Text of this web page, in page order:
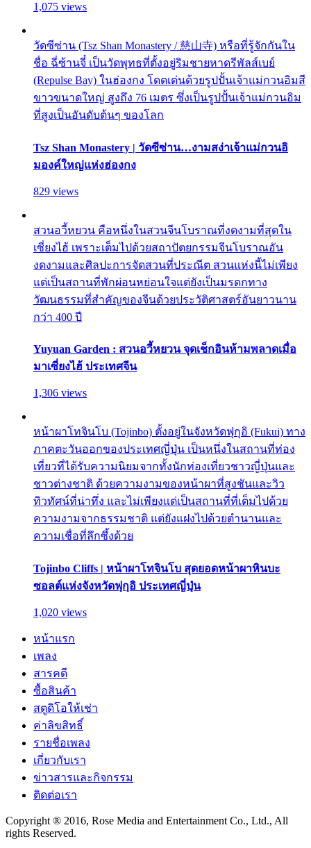
1,075 views
วัดซีซ่าน (Tsz Shan Monastery / 慈山寺) หรือที่รู้จักกันใน
ชื่อ ฉี่ซ้านจี๋ เป็นวัดพุทธที่ตั้งอยู่ริมชายหาดรีพัลส์เบย์
(Repulse Bay) ในฮ่องกง โดดเด่นด้วยรูปปั้นเจ้าแม่กวนอิมสี
ขาวขนาดใหญ่ สูงถึง 76 เมตร ซึ่งเป็นรูปปั้นเจ้าแม่กวนอิม
ที่สูงเป็นอันดับต้นๆ ของโลก
Tsz Shan Monastery | วัดซีซ่าน…งามสง่าเจ้าแม่กวนอิ
มองค์ใหญ่แห่งฮ่องกง
829 views
สวนอวี้หยวน คือหนึ่งในสวนจีนโบราณที่งดงามที่สุดใน
เซี่ยงไฮ้ เพราะเต็มไปด้วยสถาปัตยกรรมจีนโบราณอัน
งดงามและศิลปะการจัดสวนที่ประณีต สวนแห่งนี้ไม่เพียง
แต่เป็นสถานที่พักผ่อนหย่อนใจแต่ยังเป็นมรดกทาง
วัฒนธรรมที่สำคัญของจีนด้วยประวัติศาสตร์อันยาวนาน
กว่า 400 ปี
Yuyuan Garden : สวนอวี้หยวน จุดเช็กอินห้ามพลาดเมื่อ
มาเซี่ยงไฮ้ ประเทศจีน
1,306 views
หน้าผาโทจินโบ (Tojinbo) ตั้งอยู่ในจังหวัดฟุกุอิ (Fukui) ทาง
ภาคตะวันออกของประเทศญี่ปุ่น เป็นหนึ่งในสถานที่ท่อง
เที่ยวที่ได้รับความนิยมจากทั้งนักท่องเที่ยวชาวญี่ปุ่นและ
ชาวต่างชาติ ด้วยความงามของหน้าผาที่สูงชันและวิว
ทิวทัศน์ที่น่าทึ่ง และไม่เพียงแต่เป็นสถานที่ที่เต็มไปด้วย
ความงามจากธรรมชาติ แต่ยังแฝงไปด้วยตำนานและ
ความเชื่อที่ลึกซึ้งด้วย
Tojinbo Cliffs | หน้าผาโทจินโบ สุดยอดหน้าผาหินบะ
ซอลต์แห่งจังหวัดฟุกุอิ ประเทศญี่ปุ่น
1,020 views
หน้าแรก
เพลง
สารคดี
ซื้อสินค้า
สตูดิโอให้เช่า
ค่าลิขสิทธิ์
รายชื่อเพลง
เกี่ยวกับเรา
ข่าวสารและกิจกรรม
ติดต่อเรา
Copyright ® 2016, Rose Media and Entertainment Co., Ltd., All
rights Reserved.